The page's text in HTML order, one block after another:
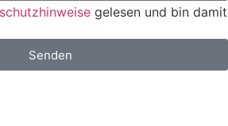
gelesen und bin damit
Senden